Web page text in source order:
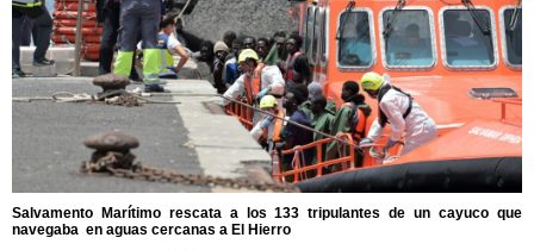
Salvamento Marítimo rescata a los 133 tripulantes de un cayuco que
navegaba en aguas cercanas a El Hierro